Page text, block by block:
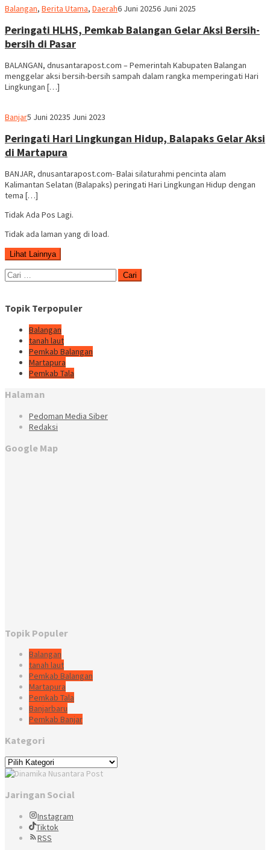
Balangan, Berita Utama, DaerahM.
6 Juni 20256 Juni 2025
Peringati HLHS, Pemkab Balangan Gelar Aksi Bersih-
bersih di Pasar
BALANGAN, dnusantarapost.com – Pemerintah Kabupaten Balangan
menggelar aksi bersih-bersih sampah dalam rangka memperingati Hari
Lingkungan […]
BanjarRedaksi
5 Juni 20235 Juni 2023
Peringati Hari Lingkungan Hidup, Balapaks Gelar Aksi
di Martapura
BANJAR, dnusantarapost.com- Balai silaturahmi pencinta alam
Kalimantan Selatan (Balapaks) peringati Hari Lingkungan Hidup dengan
tema […]
Tidak Ada Pos Lagi.
Tidak ada laman yang di load.
Lihat Lainnya
Cari
untuk:
Topik Terpopuler
Balangan
tanah laut
Pemkab Balangan
Martapura
Pemkab Tala
Halaman
Pedoman Media Siber
Redaksi
Google Map
Topik Populer
Balangan
tanah laut
Pemkab Balangan
Martapura
Pemkab Tala
Banjarbaru
Pemkab Banjar
Kategori
Kategori
Jaringan Social
Instagram
Tiktok
RSS